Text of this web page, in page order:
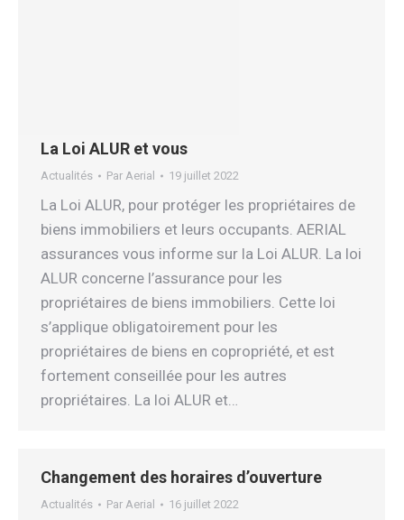
La Loi ALUR et vous
Actualités Par Aerial 19 juillet 2022
La Loi ALUR, pour protéger les propriétaires de
biens immobiliers et leurs occupants. AERIAL
assurances vous informe sur la Loi ALUR. La loi
ALUR concerne l’assurance pour les
propriétaires de biens immobiliers. Cette loi
s’applique obligatoirement pour les
propriétaires de biens en copropriété, et est
fortement conseillée pour les autres
propriétaires. La loi ALUR et…
Changement des horaires d’ouverture
Actualités Par Aerial 16 juillet 2022